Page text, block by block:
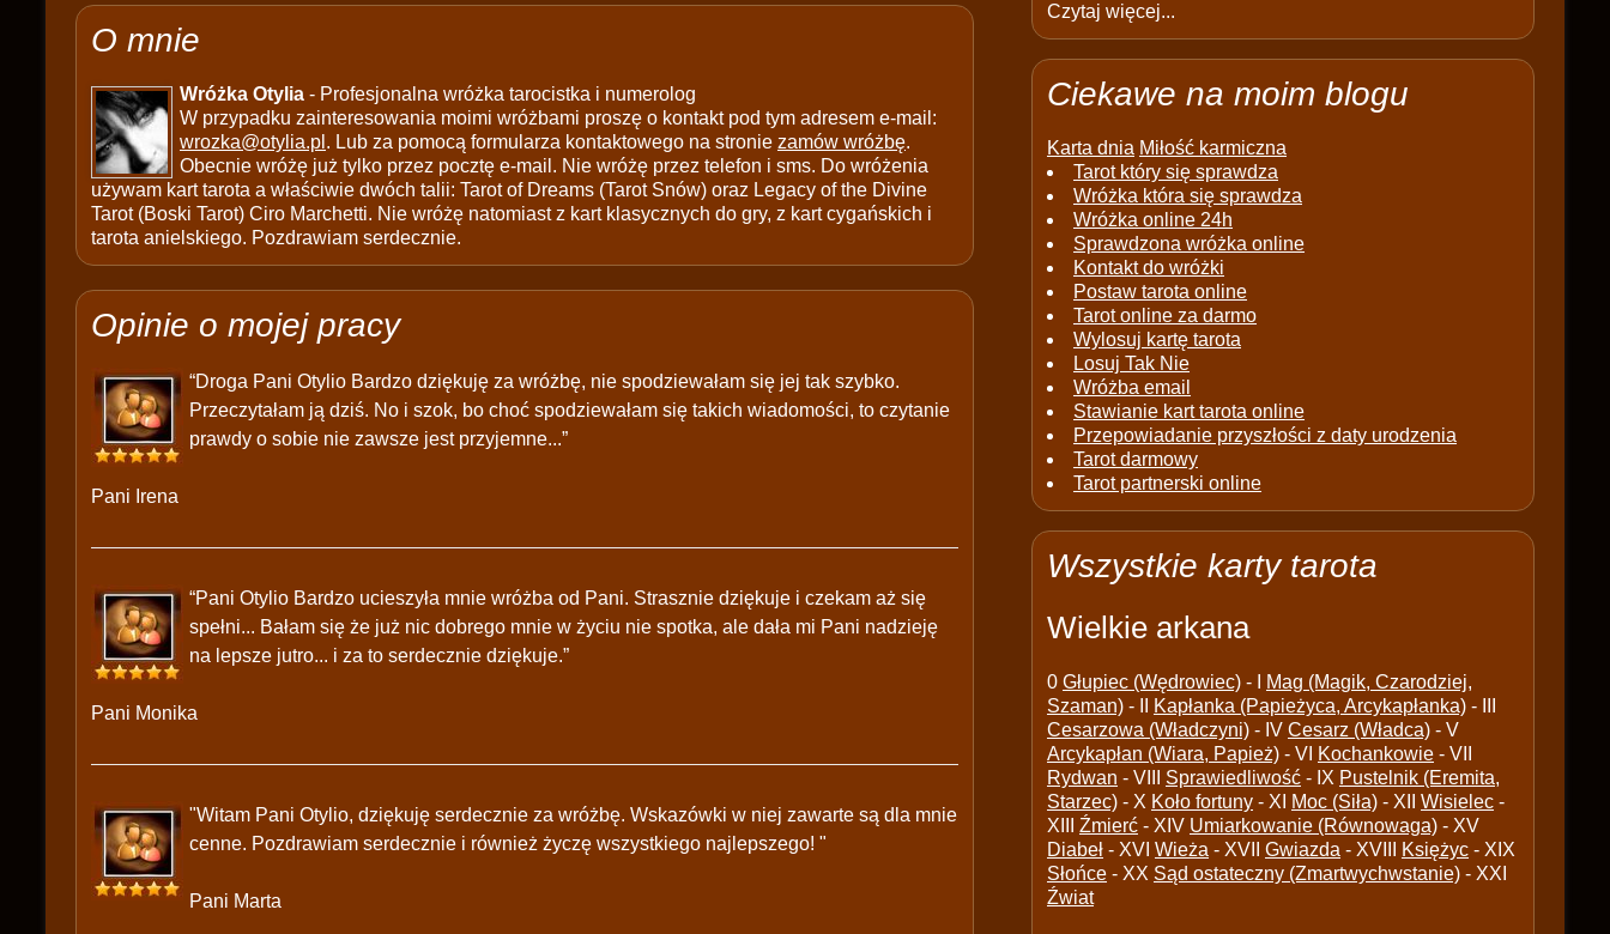
O mnie
Wróżka Otylia - Profesjonalna wróżka tarocistka i numerolog
W przypadku zainteresowania moimi wróżbami proszę o kontakt pod tym adresem e-mail:
wrozka@otylia.pl . Lub za pomocą formularza kontaktowego na stronie zamów wróżbę.
Obecnie wróżę już tylko przez pocztę e-mail. Nie wróżę przez telefon i sms. Do wróżenia
używam kart tarota a właściwie dwóch talii: Tarot of Dreams (Tarot Snów) oraz Legacy of the Divine
Tarot (Boski Tarot) Ciro Marchetti. Nie wróżę natomiast z kart klasycznych do gry, z kart cygańskich i
tarota anielskiego. Pozdrawiam serdecznie.
Opinie o mojej pracy
“Droga Pani Otylio Bardzo dziękuję za wróżbę, nie spodziewałam się jej tak szybko.
Przeczytałam ją dziś. No i szok, bo choć spodziewałam się takich wiadomości, to czytanie
prawdy o sobie nie zawsze jest przyjemne...”
Pani Irena
“Pani Otylio Bardzo ucieszyła mnie wróżba od Pani. Strasznie dziękuje i czekam aż się
spełni... Bałam się że już nic dobrego mnie w życiu nie spotka, ale dała mi Pani nadzieję
na lepsze jutro... i za to serdecznie dziękuje.”
Pani Monika
"Witam Pani Otylio, dziękuję serdecznie za wróżbę. Wskazówki w niej zawarte są dla mnie
cenne. Pozdrawiam serdecznie i również życzę wszystkiego najlepszego! "
Pani Marta
Czytaj więcej...
Ciekawe na moim blogu
Karta dnia Miłość karmiczna
Tarot który się sprawdza
Wróżka która się sprawdza
Wróżka online 24h
Sprawdzona wróżka online
Kontakt do wróżki
Postaw tarota online
Tarot online za darmo
Wylosuj kartę tarota
Losuj Tak Nie
Wróżba email
Stawianie kart tarota online
Przepowiadanie przyszłości z daty urodzenia
Tarot darmowy
Tarot partnerski online
Wszystkie karty tarota
Wielkie arkana
0 Głupiec (Wędrowiec) - I
Mag (Magik, Czarodziej,
Szaman) - II Kapłanka (Papieżyca, Arcykapłanka) - III
Cesarzowa (Władczyni) - IV Cesarz (Władca) - V
Arcykapłan (Wiara, Papież) - VI Kochankowie - VII
Rydwan - VIII Sprawiedliwość - IX Pustelnik (Eremita,
Starzec) - X Koło fortuny - XI Moc (Siła) - XII Wisielec -
XIII Źmierć - XIV Umiarkowanie (Równowaga) - XV
Diabeł - XVI Wieża - XVII Gwiazda - XVIII Księżyc - XIX
Słońce - XX Sąd ostateczny (Zmartwychwstanie) - XXI
Źwiat